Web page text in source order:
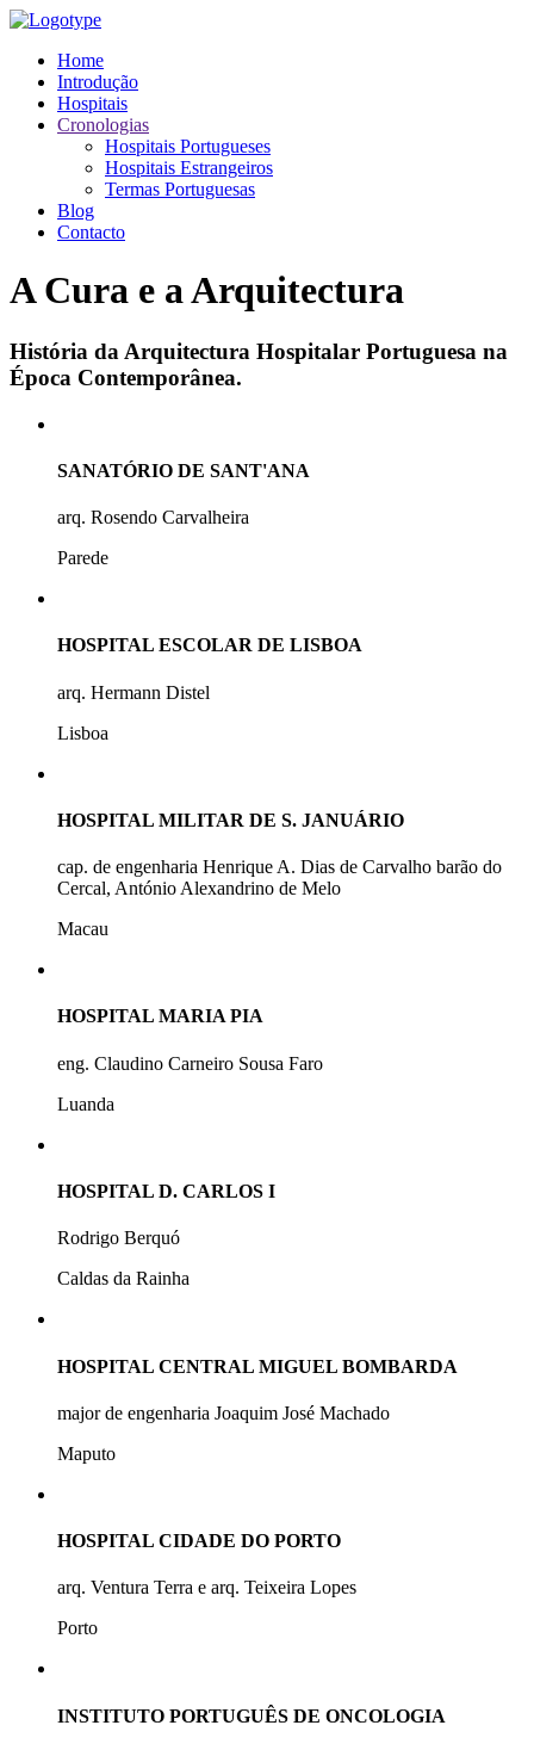
Home
Introdução
Hospitais
Cronologias
Hospitais Portugueses
Hospitais Estrangeiros
Termas Portuguesas
Blog
Contacto
A Cura e a Arquitectura
História da Arquitectura Hospitalar Portuguesa na
Época Contemporânea.
SANATÓRIO DE SANT'ANA
arq. Rosendo Carvalheira
Parede
HOSPITAL ESCOLAR DE LISBOA
arq. Hermann Distel
Lisboa
HOSPITAL MILITAR DE S. JANUÁRIO
cap. de engenharia Henrique A. Dias de Carvalho barão do
Cercal, António Alexandrino de Melo
Macau
HOSPITAL MARIA PIA
eng. Claudino Carneiro Sousa Faro
Luanda
HOSPITAL D. CARLOS I
Rodrigo Berquó
Caldas da Rainha
HOSPITAL CENTRAL MIGUEL BOMBARDA
major de engenharia Joaquim José Machado
Maputo
HOSPITAL CIDADE DO PORTO
arq. Ventura Terra e arq. Teixeira Lopes
Porto
INSTITUTO PORTUGUÊS DE ONCOLOGIA